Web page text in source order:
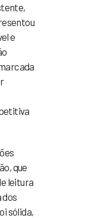
e
que
leitura
dos
sólida,